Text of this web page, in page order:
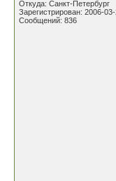
Откуда: Санкт-Петербург
Зарегистрирован: 2006-
Сообщений: 836